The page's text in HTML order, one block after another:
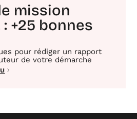
mission
+25 bonnes
pour rédiger un rapport
de votre démarche